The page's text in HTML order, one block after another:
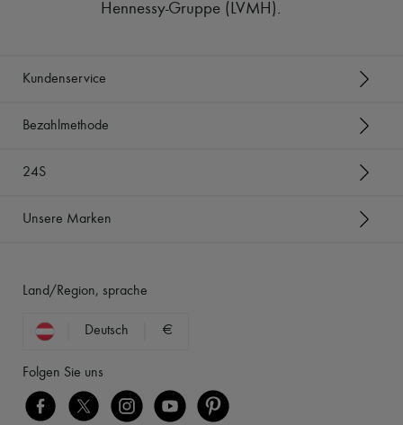
Hennessy-Gruppe (LVMH).
Kundenservice
Bezahlmethode
24S
Unsere Marken
Land/Region, sprache
Deutsch €
Folgen Sie uns